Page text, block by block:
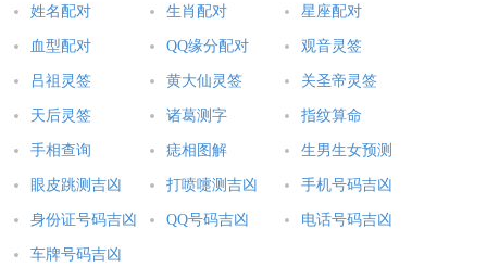
忌：上梁 盖屋 入殓 赴任 出行
21-23 辛亥时 冲蛇 煞西 时冲辛巳 三合 福星 明堂 国印
忌：
本文：
公历2018年12月31日是农历几月几日,公历2018年12月31日是农历几月几号
姓名配对 生肖配对 星座配对
血型配对 QQ缘分配对 观音灵签
吕祖灵签 黄大仙灵签 关圣帝灵签
天后灵签 诸葛测字 指纹算命
手相查询 痣相图解 生男生女预测
眼皮跳测吉凶 打喷嚏测吉凶 手机号码吉凶
身份证号码吉凶 QQ号码吉凶 电话号码吉凶
车牌号码吉凶